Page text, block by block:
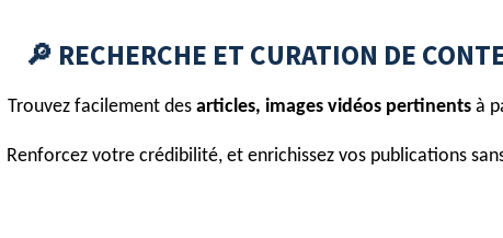
🔎 RECHERCHE ET CURATION DE
Trouvez facilement des articles, images vidéos pertinentsà
Renforcez votre crédibilité, et enrichissez vos publications